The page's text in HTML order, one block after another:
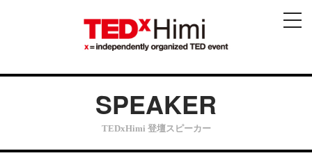
メ
SPEAKER
TEDxHimi 登壇スピーカー